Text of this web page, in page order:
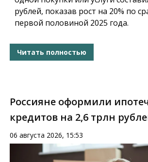
рублей, показав рост на 20% по
первой половиной 2025 года.
Читать полностью
Россияне оформили
кредитов на 2,6 трлн
06 августа 2026, 15:53